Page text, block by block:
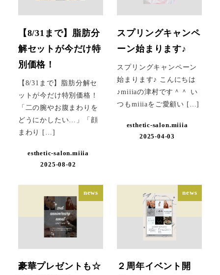
【8/31まで】脂肪分
解セットが今だけ特
別価格！
【8/31まで】脂肪分解セ
ットが今だけ特別価格！
「二の腕やお腹まわりを
どうにかしたい…」「顔
まわり […]
esthetic-salon.miiia
2025-08-02
スプリングキャンペ
ーン始まります♪
スプリングキャンペーン
始まります♪ こんにちは
♪miiiaの津村です＾＾ い
つもmiiiaをご愛顧い […]
esthetic-salon.miiia
2025-04-03
news
豪華プレゼントも☆
news
２周年イベント開